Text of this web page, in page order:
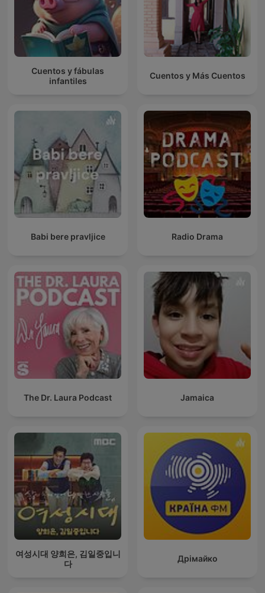
Cuentos y fábulas
infantiles
Cuentos y Más Cuentos
Babi bere pravljice Radio Drama
The Dr. Laura Podcast Jamaica
여성시대 양희은, 김일중입니
다
Дрімайко